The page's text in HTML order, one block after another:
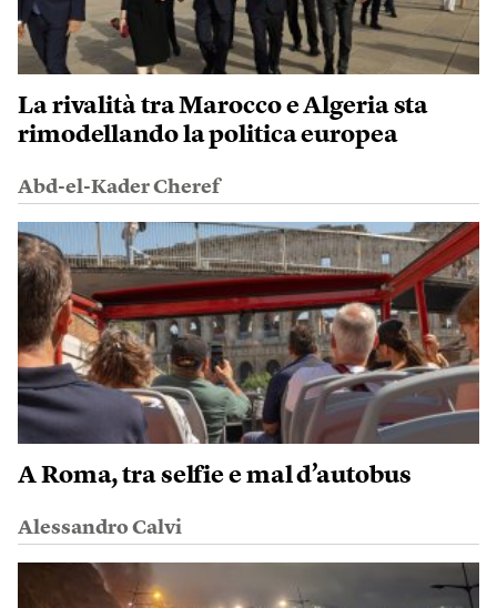
La rivalità tra Marocco e Algeria sta
rimodellando la politica europea
Abd-el-Kader Cheref
A Roma, tra selfie e mal d’autobus
Alessandro Calvi